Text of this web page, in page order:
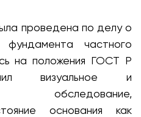
проведена по делу о
фундамента частного
на положения ГОСТ Р
визуальное и
обследование,
основания как